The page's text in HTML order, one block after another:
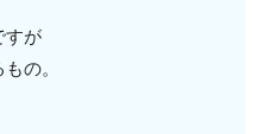
すが
の。